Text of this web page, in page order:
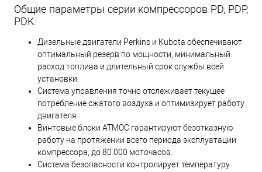
Общие параметры серии компрессоров PD, PDP,
PDK:
Дизельные двигатели Perkins и Kubota обеспечивают
оптимальный резерв по мощности, минимальный
расход топлива и длительный срок службы всей
установки.
Cистема управления точно отслеживает текущее
потребление сжатого воздуха и оптимизирует работу
двигателя.
Винтовые блоки ATMOС гарантируют безотказную
работу на протяжении всего периода эксплуатации
компрессора, до 80 000 моточасов.
Система безопасности контролирует температуру